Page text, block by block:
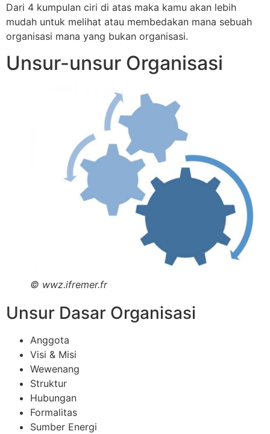
Dari 4 kumpulan ciri di atas maka kamu akan lebih
mudah untuk melihat atau membedakan mana sebuah
organisasi mana yang bukan organisasi.
Unsur-unsur Organisasi
© wwz.ifremer.fr
Unsur Dasar Organisasi
Anggota
Visi & Misi
Wewenang
Struktur
Hubungan
Formalitas
Sumber Energi